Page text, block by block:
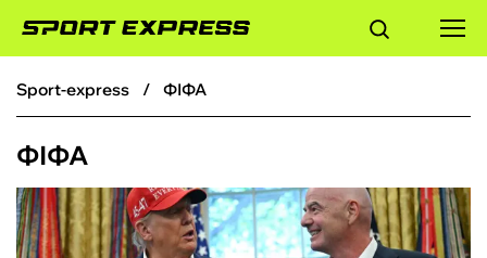
ФУТБОЛ
БОКС
sport-express ФІФА
ФІФА